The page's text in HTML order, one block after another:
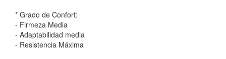
* Grado de Confort:
- Firmeza Media
- Adaptabilidad media
- Resistencia Máxima